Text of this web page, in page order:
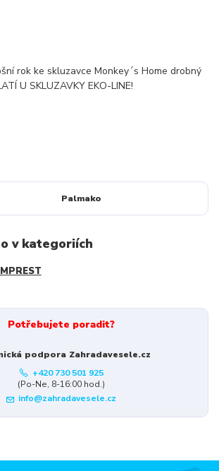
rok ke skluzavce Monkey´s Home drobný
U SKLUZAVKY EKO-LINE!
Palmako
v kategoriích
Potřebujete poradit?
podpora Zahradavesele.cz
+420 730 501 925
(Po-Ne, 8-16:00 hod.)
info@zahradavesele.cz